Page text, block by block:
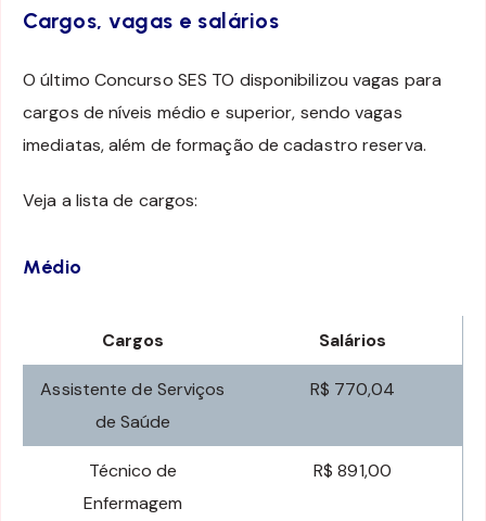
Cargos, vagas e salários
O último Concurso SES TO disponibilizou vagas para
cargos de níveis médio e superior, sendo vagas
imediatas, além de formação de cadastro reserva.
Veja a lista de cargos:
Médio
Cargos Salários
Assistente de Serviços
de Saúde
R$ 770,04
Técnico de
Enfermagem
R$ 891,00